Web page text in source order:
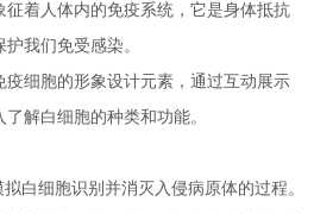
征着人体内的免疫系统，它是身体抵抗
我们免受感染。
疫细胞的形象设计元素，通过互动展示
解白细胞的种类和功能。
白细胞识别并消灭入侵病原体的过程。